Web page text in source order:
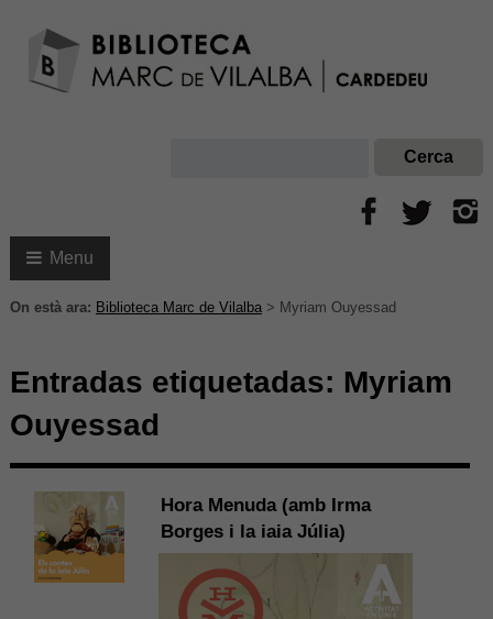
Menu
On està ara: Biblioteca Marc de Vilalba> Myriam Ouyessad
Entradas etiquetadas: Myriam
Ouyessad
Hora Menuda (amb Irma
Borges i la iaia Júlia)